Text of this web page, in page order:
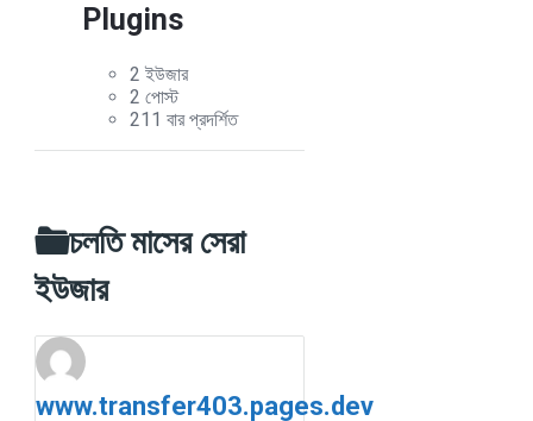
Plugins
2 ইউজার
2 পোস্ট
211 বার প্রদর্শিত
চলতি মাসের সেরা
ইউজার
www.transfer403.pages.dev